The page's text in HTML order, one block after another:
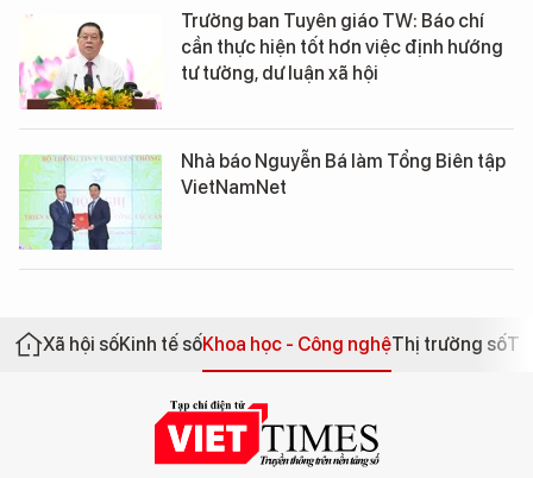
Trưởng ban Tuyên giáo TW: Báo chí
cần thực hiện tốt hơn việc định hướng
tư tưởng, dư luận xã hội
Nhà báo Nguyễn Bá làm Tổng Biên tập
VietNamNet
Xã hội sốKinh tế sốKhoa học - Công nghệThị trường số